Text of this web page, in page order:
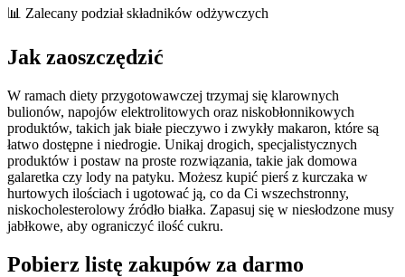
📊 Zalecany podział składników odżywczych
Jak zaoszczędzić
W ramach diety przygotowawczej trzymaj się klarownych
bulionów, napojów elektrolitowych oraz niskobłonnikowych
produktów, takich jak białe pieczywo i zwykły makaron, które są
łatwo dostępne i niedrogie. Unikaj drogich, specjalistycznych
produktów i postaw na proste rozwiązania, takie jak domowa
galaretka czy lody na patyku. Możesz kupić pierś z kurczaka w
hurtowych ilościach i ugotować ją, co da Ci wszechstronny,
niskocholesterolowy źródło białka. Zapasuj się w niesłodzone musy
jabłkowe, aby ograniczyć ilość cukru.
Pobierz listę zakupów za darmo